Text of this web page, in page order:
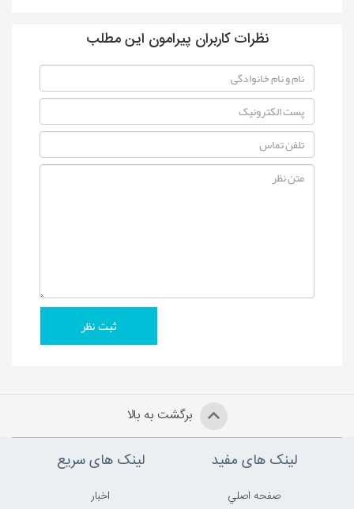
نظرات کاربران پیرامون این مطلب
برگشت به بالا
لینک های مفید
صفحه اصلي
لینک های سریع
اخبار